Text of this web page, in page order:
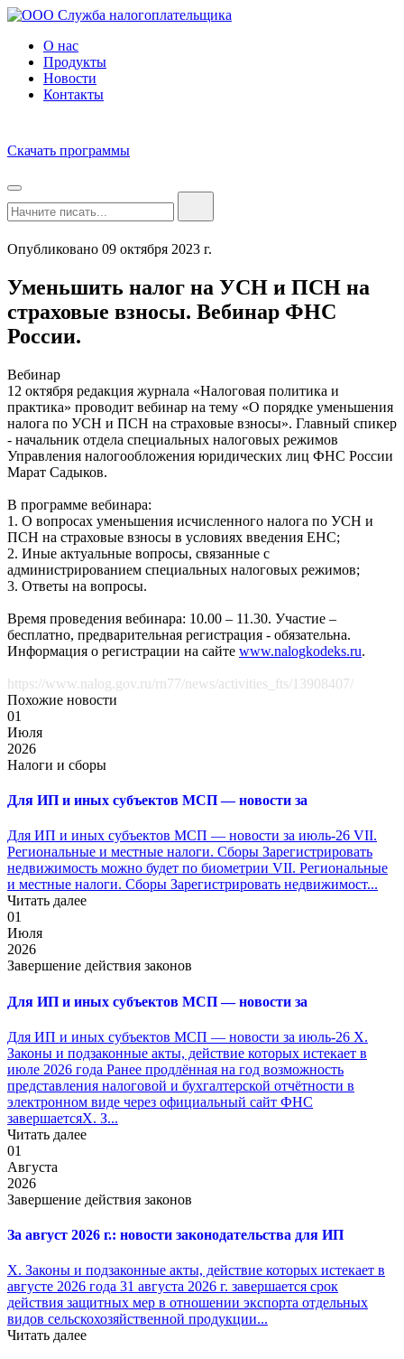
О нас
Продукты
Новости
Контакты
Скачать программы
Опубликовано 09 октября 2023 г.
Уменьшить налог на УСН и ПСН на
страховые взносы. Вебинар ФНС
России.
Вебинар
12 октября редакция журнала «Налоговая политика и
практика» проводит вебинар на тему «О порядке уменьшения
налога по УСН и ПСН на страховые взносы». Главный спикер
- начальник отдела специальных налоговых режимов
Управления налогообложения юридических лиц ФНС России
Марат Садыков.
В программе вебинара:
1. О вопросах уменьшения исчисленного налога по УСН и
ПСН на страховые взносы в условиях введения ЕНС;
2. Иные актуальные вопросы, связанные с
администрированием специальных налоговых режимов;
3. Ответы на вопросы.
Время проведения вебинара: 10.00 – 11.30. Участие –
бесплатно, предварительная регистрация - обязательна.
Информация о регистрации на сайте www.nalogkodeks.ru.
https://www.nalog.gov.ru/rn77/news/activities_fts/13908407/
Похожие новости
01
Июля
2026
Налоги и сборы
Для ИП и иных субъектов МСП — новости за
Для ИП и иных субъектов МСП — новости за июль-26 VII.
Региональные и местные налоги. Сборы Зарегистрировать
недвижимость можно будет по биометрии VII. Региональные
и местные налоги. Сборы Зарегистрировать недвижимост...
Читать далее
01
Июля
2026
Завершение действия законов
Для ИП и иных субъектов МСП — новости за
Для ИП и иных субъектов МСП — новости за июль-26 X.
Законы и подзаконные акты, действие которых истекает в
июле 2026 года Ранее продлённая на год возможность
представления налоговой и бухгалтерской отчётности в
электронном виде через официальный сайт ФНС
завершаетсяX. З...
Читать далее
01
Августа
2026
Завершение действия законов
За август 2026 г.: новости законодательства для ИП
X. Законы и подзаконные акты, действие которых истекает в
августе 2026 года 31 августа 2026 г. завершается срок
действия защитных мер в отношении экспорта отдельных
видов сельскохозяйственной продукции...
Читать далее